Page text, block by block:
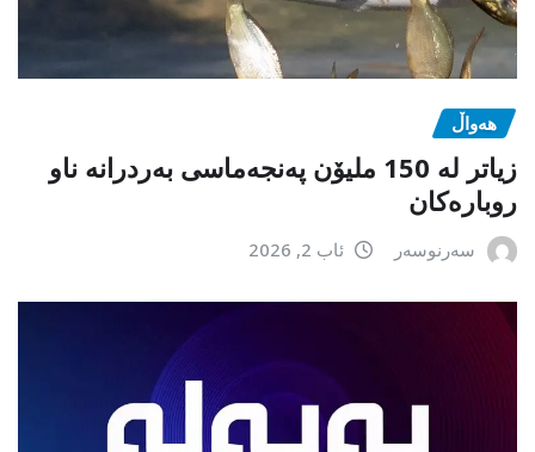
هەواڵ
زیاتر لە 150 ملیۆن پەنجەماسی بەردرانە ناو
روبارەکان
سەرنوسەر ئاب 2, 2026